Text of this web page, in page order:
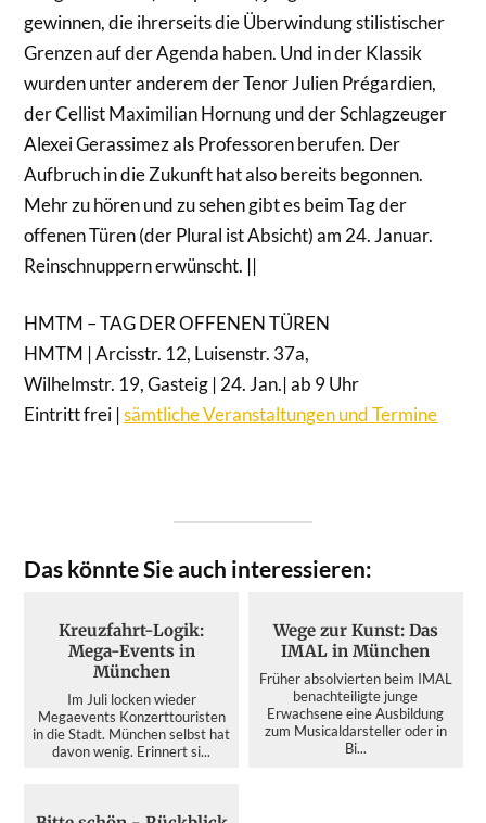
gewinnen, die ihrerseits die Überwindung stilistischer
Grenzen auf der Agenda haben. Und in der Klassik
wurden unter anderem der Tenor Julien Prégardien,
der Cellist Maximilian Hornung und der Schlagzeuger
Alexei Gerassimez als Professoren berufen. Der
Aufbruch in die Zukunft hat also bereits begonnen.
Mehr zu hören und zu sehen gibt es beim Tag der
offenen Türen (der Plural ist Absicht) am 24. Januar.
Reinschnuppern erwünscht. ||
HMTM – TAG DER OFFENEN TÜREN
HMTM | Arcisstr. 12, Luisenstr. 37a,
Wilhelmstr. 19, Gasteig | 24. Jan.| ab 9 Uhr
Eintritt frei |sämtliche Veranstaltungen und Termine
Das könnte Sie auch interessieren:
Kreuzfahrt-Logik:
Mega-Events in
München
Im Juli locken wieder
Megaevents Konzerttouristen
in die Stadt. München selbst hat
davon wenig. Erinnert si...
Wege zur Kunst: Das
IMAL in München
Früher absolvierten beim IMAL
benachteiligte junge
Erwachsene eine Ausbildung
zum Musicaldarsteller oder in
Bi...